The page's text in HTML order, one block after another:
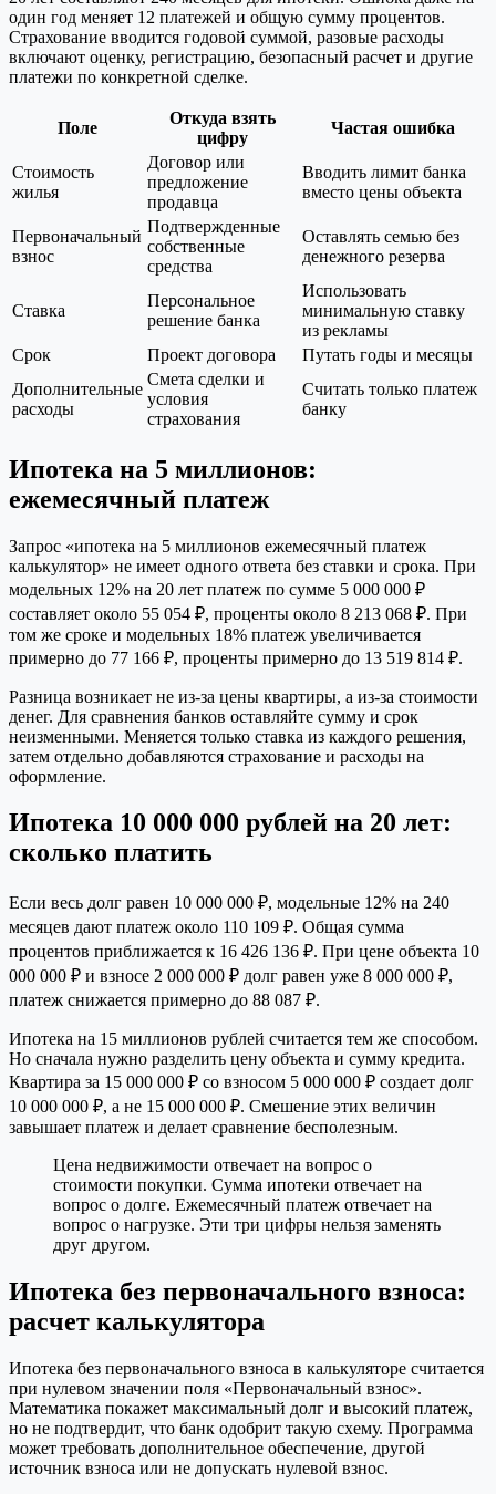
один год меняет 12 платежей и общую сумму процентов.
Страхование вводится годовой суммой, разовые расходы
включают оценку, регистрацию, безопасный расчет и другие
платежи по конкретной сделке.
Поле
Откуда взять
цифру
Частая ошибка
Стоимость
жилья
Договор или
предложение
продавца
Вводить лимит банка
вместо цены объекта
Первоначальный
взнос
Подтвержденные
собственные
средства
Оставлять семью без
денежного резерва
Ставка
Персональное
решение банка
Использовать
минимальную ставку
из рекламы
Срок
Проект договора
Путать годы и месяцы
Дополнительные
расходы
Смета сделки и
условия
страхования
Считать только платеж
банку
Ипотека на 5 миллионов:
ежемесячный платеж
Запрос «ипотека на 5 миллионов ежемесячный платеж
калькулятор» не имеет одного ответа без ставки и срока. При
модельных 12% на 20 лет платеж по сумме 5 000 000 ₽
составляет около 55 054 ₽, проценты около 8 213 068 ₽. При
том же сроке и модельных 18% платеж увеличивается
примерно до 77 166 ₽, проценты примерно до 13 519 814 ₽.
Разница возникает не из-за цены квартиры, а из-за стоимости
денег. Для сравнения банков оставляйте сумму и срок
неизменными. Меняется только ставка из каждого решения,
затем отдельно добавляются страхование и расходы на
оформление.
Ипотека 10 000 000 рублей на 20 лет:
сколько платить
Если весь долг равен 10 000 000 ₽, модельные 12% на 240
месяцев дают платеж около 110 109 ₽. Общая сумма
процентов приближается к 16 426 136 ₽. При цене объекта 10
000 000 ₽ и взносе 2 000 000 ₽ долг равен уже 8 000 000 ₽,
платеж снижается примерно до 88 087 ₽.
Ипотека на 15 миллионов рублей считается тем же способом.
Но сначала нужно разделить цену объекта и сумму кредита.
Квартира за 15 000 000 ₽ со взносом 5 000 000 ₽ создает долг
10 000 000 ₽, а не 15 000 000 ₽. Смешение этих величин
завышает платеж и делает сравнение бесполезным.
Цена недвижимости отвечает на вопрос о
стоимости покупки. Сумма ипотеки отвечает на
вопрос о долге. Ежемесячный платеж отвечает на
вопрос о нагрузке. Эти три цифры нельзя заменять
друг другом.
Ипотека без первоначального взноса:
расчет калькулятора
Ипотека без первоначального взноса в калькуляторе считается
при нулевом значении поля «Первоначальный взнос».
Математика покажет максимальный долг и высокий платеж,
но не подтвердит, что банк одобрит такую схему. Программа
может требовать дополнительное обеспечение, другой
источник взноса или не допускать нулевой взнос.